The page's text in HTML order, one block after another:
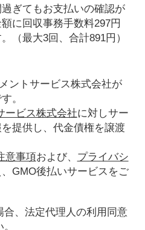
ぎてもお支払いの確認が
に回収事務手数料297円
（最大3回、合計891円）
ントサービス株式会社が
。
ービス株式会社に対しサー
提供し、代金債権を譲渡
意事項および、 プライバシ
GMO後払いサービスをご
合、法定代理人の利用同意